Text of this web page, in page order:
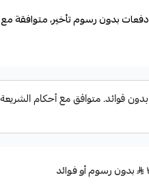
دفعات بدون رسوم تأخير، متوافقة مع
بدون رسوم أو فوائد